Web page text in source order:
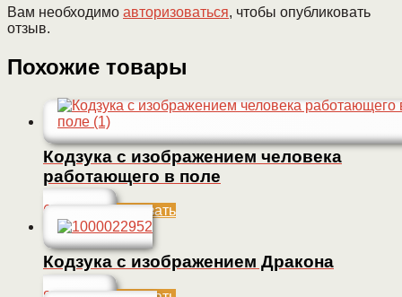
Вам необходимо авторизоваться, чтобы опубликовать
отзыв.
Похожие товары
Кодзука с изображением человека
работающего в поле
60 000Р Заказать
Кодзука с изображением Дракона